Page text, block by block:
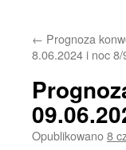
← Prognoza
8.06.2024 i noc
Opublikowano8